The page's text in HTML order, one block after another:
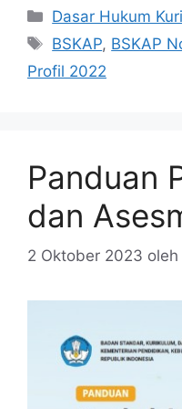
Kategori
Dasar Hukum
Tag
BSKAP, BSKAP
Profil 2022
Panduan
dan
2 Oktober 2023 oleh